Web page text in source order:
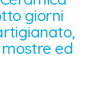
giorni
ed